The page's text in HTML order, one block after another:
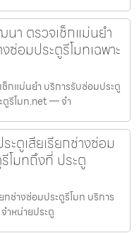
า ตรวจเช็กแม่นยำ
ซ่อมประตูรีโมทเฉพาะ
กแม่นยำ บริการรับซ่อมประตู
ตูรีโมท.net — จำ
ตูเสียเรียกช่างซ่อม
โมทถึงที่ ประตู
ช่างซ่อมประตูรีโมท บริการ
ำหน่ายประตู